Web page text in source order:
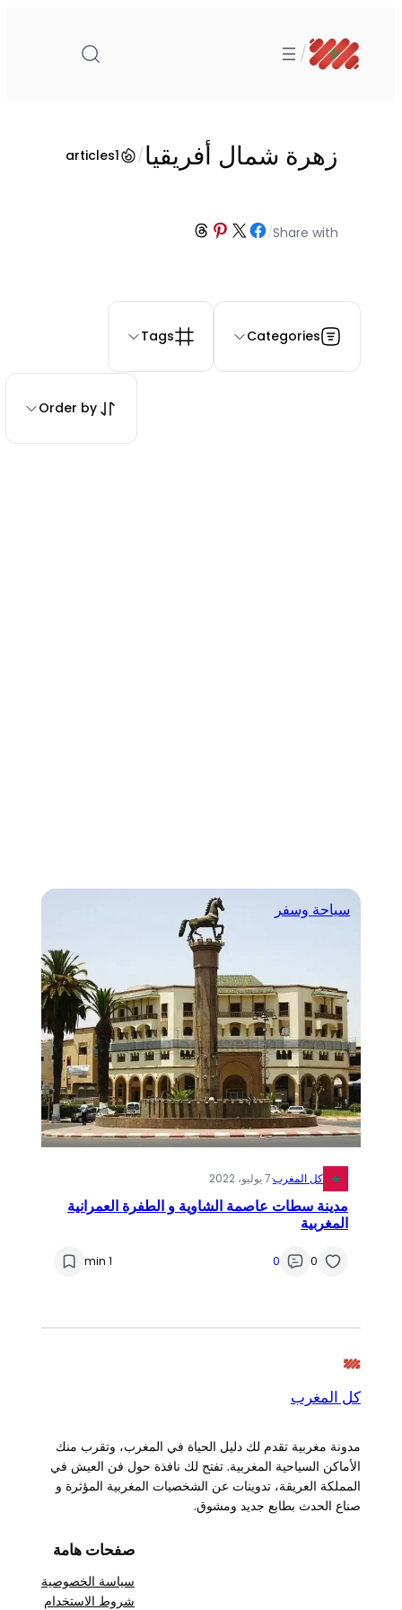
المحتوى
/
زهرة شمال أفريقيا/
1
articles
Share with
/
Share on Facebook
Share on X
Share on Pinterest
Share on Threads
Categories
Tags
Order by
سياحة وسفر
كل المغرب·7 يوليو، 2022
مدينة سطات عاصمة الشاوية و الطفرة العمرانية
المغربية
0
0
1 min
كل المغرب
مدونة مغربية تقدم لك دليل الحياة في المغرب، وتقرب منك
الأماكن السياحية المغربية. تفتح لك نافذة حول فن العيش في
المملكة العريقة، تدوينات عن الشخصيات المغربية المؤثرة و
صناع الحدث بطابع جديد ومشوق.
صفحات هامة
سياسة الخصوصية
شروط الاستخدام